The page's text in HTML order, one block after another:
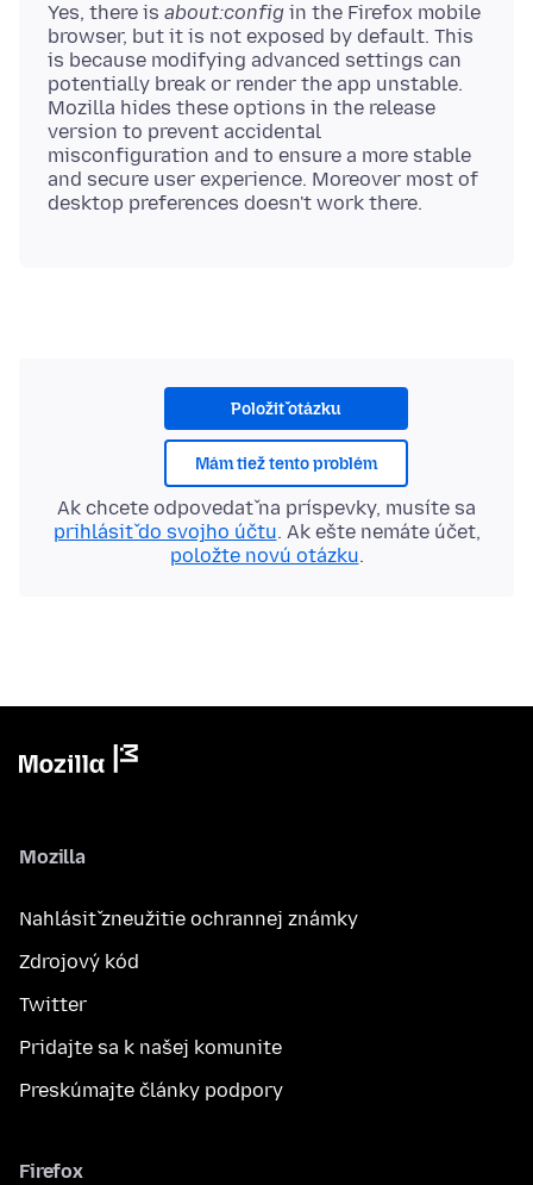
Yes, there is about:config in the Firefox mobile
browser, but it is not exposed by default. This
is because modifying advanced settings can
potentially break or render the app unstable.
Mozilla hides these options in the release
version to prevent accidental
misconfiguration and to ensure a more stable
and secure user experience. Moreover most of
Položiť otázku
Mám tiež tento problém
Ak chcete odpovedať na príspevky, musíte sa
prihlásiť do svojho účtu. Ak ešte nemáte účet,
položte novú otázku.
Mozilla
Nahlásiť zneužitie ochrannej známky
Zdrojový kód
Twitter
Pridajte sa k našej komunite
Preskúmajte články podpory
Firefox